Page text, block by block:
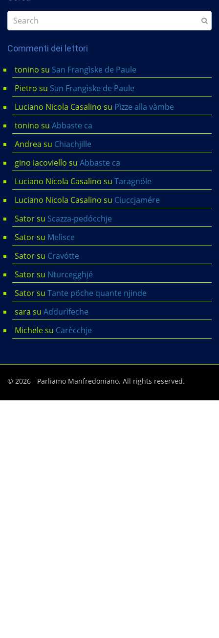
Commenti dei lettori
tonino su San Frangìske de Paule
Pietro su San Frangìske de Paule
Luciano Nicola Casalino su Pìzze alla vàmbe
tonino su Abbaste ca
Andrea su Chiachjille
gino iacoviello su Abbaste ca
Luciano Nicola Casalino su Taragnöle
Luciano Nicola Casalino su Ciuccjamére
Satorsu Scazza-pedócchje
Satorsu Melìsce
Satorsu Cravótte
Satorsu Nturcegghjé
Satorsu Tante pöche quante njinde
sara su Addurìfeche
Michelesu Carècchje
© 2026 - Parliamo Manfredoniano. All rights reserved.